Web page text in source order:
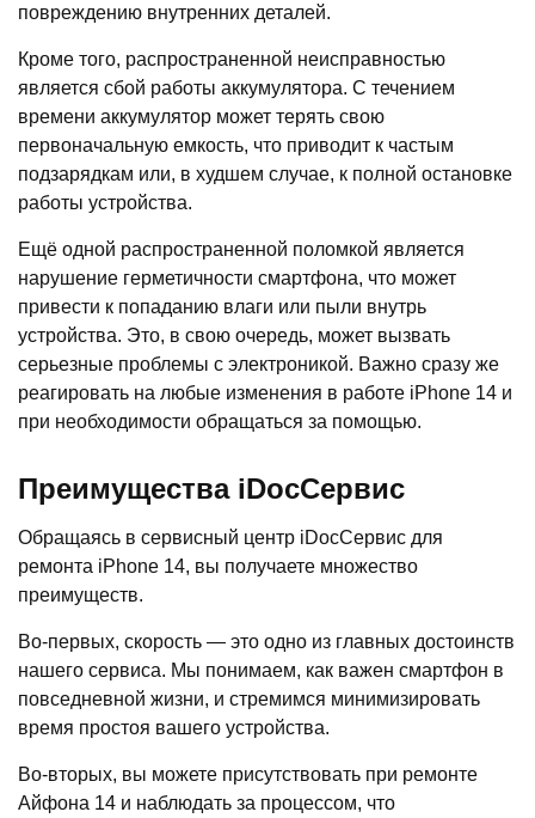
повреждению внутренних деталей.
Кроме того, распространенной неисправностью
является сбой работы аккумулятора. С течением
времени аккумулятор может терять свою
первоначальную емкость, что приводит к частым
подзарядкам или, в худшем случае, к полной остановке
работы устройства.
Ещё одной распространенной поломкой является
нарушение герметичности смартфона, что может
привести к попаданию влаги или пыли внутрь
устройства. Это, в свою очередь, может вызвать
серьезные проблемы с электроникой. Важно сразу же
реагировать на любые изменения в работе iPhone 14 и
при необходимости обращаться за помощью.
Преимущества iDocСервис
Обращаясь в сервисный центр iDocСервис для
ремонта iPhone 14, вы получаете множество
преимуществ.
Во-первых, скорость — это одно из главных достоинств
нашего сервиса. Мы понимаем, как важен смартфон в
повседневной жизни, и стремимся минимизировать
время простоя вашего устройства.
Во-вторых, вы можете присутствовать при ремонте
Айфона 14 и наблюдать за процессом, что